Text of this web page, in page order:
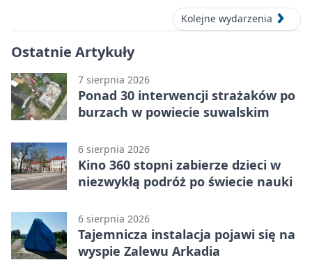
Kolejne wydarzenia
Ostatnie Artykuły
7 sierpnia 2026
Ponad 30 interwencji strażaków po
burzach w powiecie suwalskim
6 sierpnia 2026
Kino 360 stopni zabierze dzieci w
niezwykłą podróż po świecie nauki
6 sierpnia 2026
Tajemnicza instalacja pojawi się na
wyspie Zalewu Arkadia